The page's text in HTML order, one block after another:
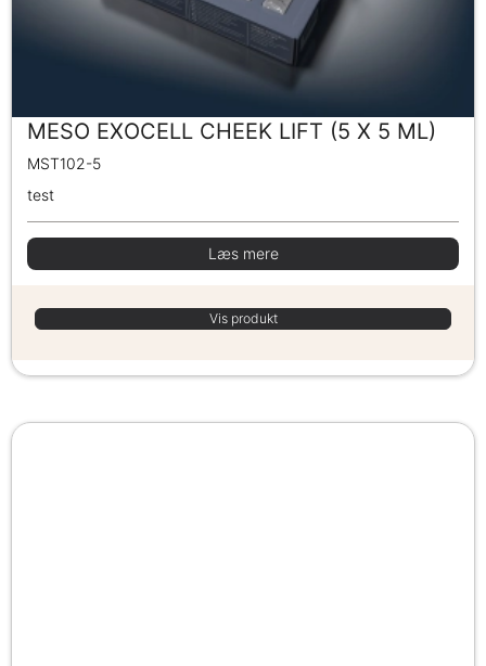
MESO EXOCELL CHEEK LIFT (5 X 5 ML)
MST102-5
test
Læs mere
Vis produkt